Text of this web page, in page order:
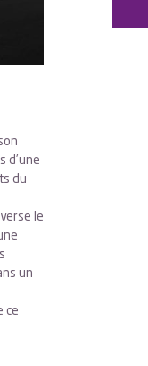
d’une
du
le
un
ce